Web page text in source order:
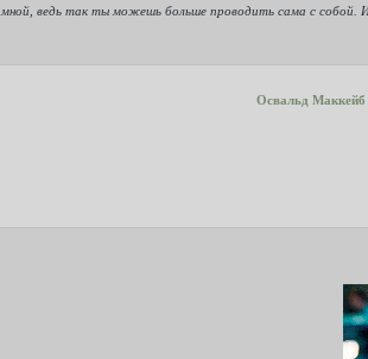
мной, ведь так ты можешь больше проводить сама с собой.
Освальд